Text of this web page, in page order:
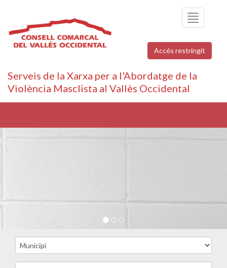
Toggle
navigation
Accés restringit
Serveis de la Xarxa per a l'Abordatge de la
Violència Masclista al Vallès Occidental